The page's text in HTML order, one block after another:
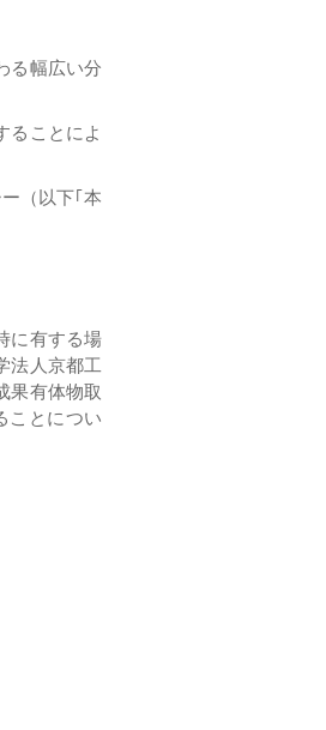
る幅広い分
ることによ
（以下｢本
に有する場
法人京都工
果有体物取
ことについ